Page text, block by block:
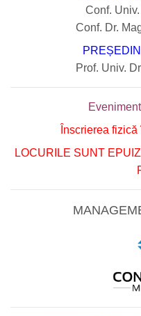
Conf.
Conf. Dr.
Prof. Univ.
Înscrierea
LOCURILE SUNT